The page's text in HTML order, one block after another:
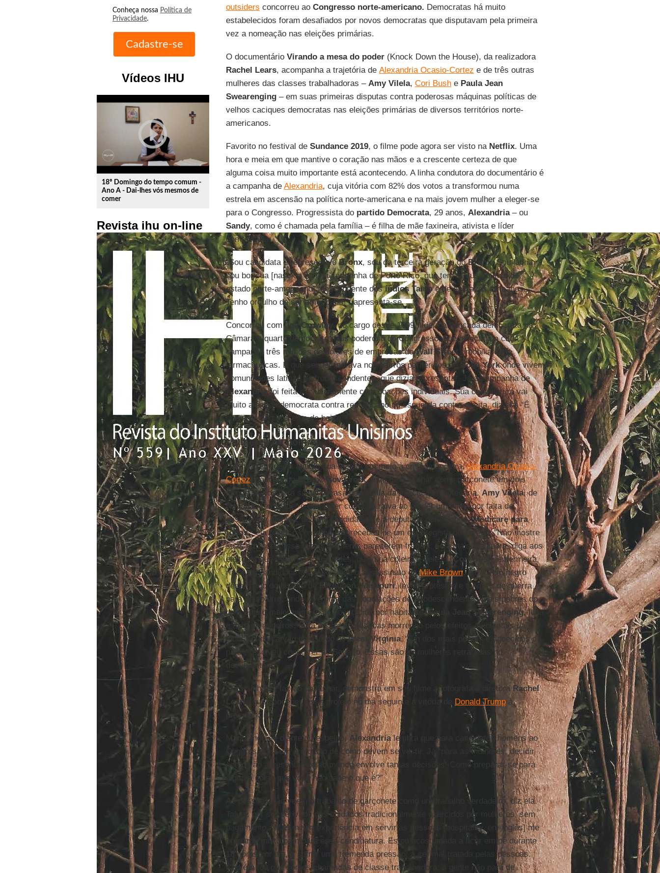
Conheça nossa Política de
Privacidade.
Vídeos IHU
play_circle_outline
18º Domingo do tempo comum -
Ano A - Dai-lhes vós mesmos de
comer
Revista ihu on-line
outsiders concorreu aoCongresso norte-americano. Democratas há muito
estabelecidos foram desafiados por novos democratas que disputavam pela primeira
vez a nomeação nas eleições primárias.
O documentário Virando a mesa do poder (Knock Down the House), da realizadora
Rachel
Lears, acompanha a trajetória de Alexandria Ocasio-Cortez e de três outras
mulheres das classes trabalhadoras – Amy Vilela, Cori Bushe Paula Jean
Swearenging– em suas primeiras disputas contra poderosas máquinas políticas de
velhos caciques democratas nas eleições primárias de diversos territórios norte-
americanos.
Favorito no festival de Sundance 2019, o filme pode agora ser visto na Netflix. Uma
hora e meia em que mantive o coração nas mãos e a crescente certeza de que
alguma coisa muito importante está acontecendo. A linha condutora do documentário é
a campanha de Alexandria, cuja vitória com 82% dos votos a transformou numa
estrela em ascensão na política norte-americana e na mais jovem mulher a eleger-se
para o Congresso. Progressista do partido Democrata, 29 anos, Alexandria– ou
Sandy, como é chamada pela família – é filha de mãe faxineira, ativista e líder
comunitária.
“Sou candidata e represento oBronx, sou da terceira geração doBronx. Sou latina,
sou boricua [nascida na ilha caribenha de Porto Rico, que tem status político de
estado norte-americano], descendente dosíndios Tainoe de escravos africanos.
Tenho orgulho de ser americana!”, apresenta-se.
Concorreu comJoe Crowley, no cargo desde 1999, líder da bancada democrata na
Câmara e quarto democrata mais poderoso do Congresso, que arrecada a cada
campanha três milhões de dólares de empresas deWall Street , imobiliárias e
farmacêuticas. E que sequer morava nos bairros periféricos de
Nova Yorkonde vivem
comunidades latinas e afrodescendentes, que dizia representar. Já a campanha de
Alexandriafoi feita exclusivamente com doações individuais. Sua candidatura vai
muito além de democrata contra republicano ou esquerda contra direita, diz ela. “É
sobre os de cima e os de baixo.”
Mulheres na política
Quando a tragédia atingiu sua família em meio à crise financeira,Alexandria Ocasio-
Cortez , nascida noBronx,Nova York, teve de trabalhar como garçonete em dois
turnos diários para salvar a casa da família da execução hipotecária.Amy Vilela, de
Nevada, sem saber o que fazer com sua raiva ao perder uma filha por falta de
assistência médica, decidiu candidatar-se a deputada defendendo “Medicare para
todos”; ela relata o conselho que recebeu de um estrategista do partido: “Não mostre
suas emoções, isso faz as mulheres parecerem frágeis; seja mais malandra, diga aos
eleitores que está nas mãos deles, que ‘sua coleira é deles’”.Cori Bush , enfermeira,
resolveu candidatar-se depois que o assassinato deMike Brown, um jovem negro
desarmado do distrito de
Ferguson Missouri, levou protestos e tanques de guerra
para seu bairro, onde vive uma das populações de afrodescendentes mais pobres do
país e há o maior número de homicídios por habitante.Paula Jean Swearenging, filha
e neta de mineiros, farta de ver as pessoas morrendo pelos efeitos ambientais da
indústria do carvão do estado deWest Virginia, “um dos mais pobres e adoecidos do
país”, resolveu concorrer ao Senado. Essas são as mulheres retratadas no
documentário.
O caminho se faz ao caminhar, demonstra em seu filme a fotógrafa e diretora Rachel
Lears
, que concebeu esse projeto no dia seguinte à vitória de Donald Trumpà
presidência.
Maquiando-se diante do espelho, Alexandrialembra que para candidatos homens ao
Congresso há um protocolo de como devem se vestir. Já “para as mulheres, decidir
como vão apresentar-se ao mundo envolve tantas decisões! Como preparar-se para
alguma coisa que você não sabe o que é?”
As pessoas não veem o trabalho de garçonete como um trabalho verdadeiro, diz ela.
Talvez por ser derivado dos cuidados tradicionalmente exercidos por mulheres, sem
pagamento. “Mas minha experiência em servir as pessoas [hospitality, em inglês] me
preparou muito bem para essa candidatura. Estou acostumada a ficar em pé durante
18 horas por dia, a sofrer uma tremenda pressão, a ser mal tratada pelas pessoas.
Não é à toa que somos chamadas de classe trabalhadora: a gente não para de